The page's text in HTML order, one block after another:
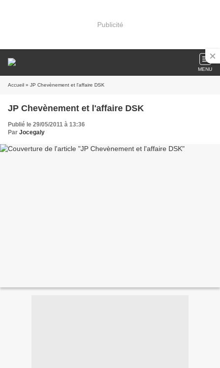
Publicité
MENU
Accueil » JP Chevènement et l'affaire DSK
JP Chevènement et l'affaire DSK
Publié le 29/05/2011 à 13:36
Par Jocegaly